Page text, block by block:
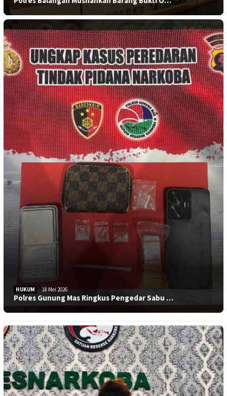
HUKUM 18 Mei 2026
Polres Gunung Mas Ringkus Pengedar Sabu …